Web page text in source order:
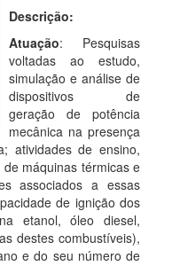
Descrição:
Atuação: Pesquisas
voltadas ao estudo,
simulação e análise de
dispositivos de
geração de potência
mecânica na presença
atividades de ensino,
máquinas térmicas e
associados a essas
de ignição dos
etanol, óleo diesel,
destes combustíveis),
e do seu número de